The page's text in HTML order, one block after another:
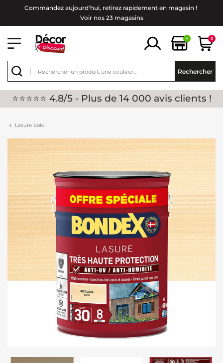
Commandez aujourd'hui, retirez rapidement en magasin !
Voir nos 23 magasins
+ 0
Rechercher
⭐⭐⭐⭐⭐ 4.8/5 - Plus de 14 000 avis clients !
Lasure bois